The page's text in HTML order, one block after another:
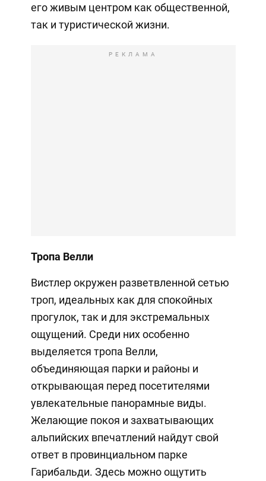
его живым центром как общественной,
так и туристической жизни.
РЕКЛАМА
Тропа Велли
Вистлер окружен разветвленной сетью
троп, идеальных как для спокойных
прогулок, так и для экстремальных
ощущений. Среди них особенно
выделяется тропа Велли,
объединяющая парки и районы и
открывающая перед посетителями
увлекательные панорамные виды.
Желающие покоя и захватывающих
альпийских впечатлений найдут свой
ответ в провинциальном парке
Гарибальди. Здесь можно ощутить